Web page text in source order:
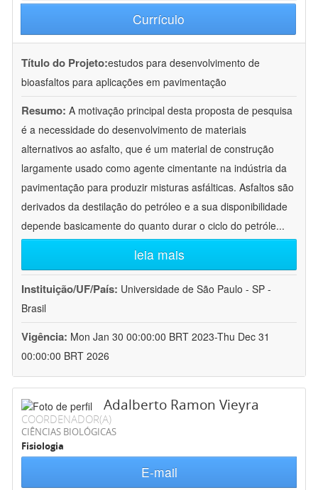
Currículo
Título do Projeto:estudos para desenvolvimento de
bioasfaltos para aplicações em pavimentação
Resumo: A motivação principal desta proposta de pesquisa
é a necessidade do desenvolvimento de materiais
alternativos ao asfalto, que é um material de construção
largamente usado como agente cimentante na indústria da
pavimentação para produzir misturas asfálticas. Asfaltos são
derivados da destilação do petróleo e a sua disponibilidade
depende basicamente do quanto durar o ciclo do petróle...
leia mais
Instituição/UF/País: Universidade de São Paulo - SP -
Brasil
Vigência: Mon Jan 30 00:00:00 BRT 2023-Thu Dec 31
00:00:00 BRT 2026
Adalberto Ramon Vieyra
COORDENADOR(A)
CIÊNCIAS BIOLÓGICAS
Fisiologia
E-mail